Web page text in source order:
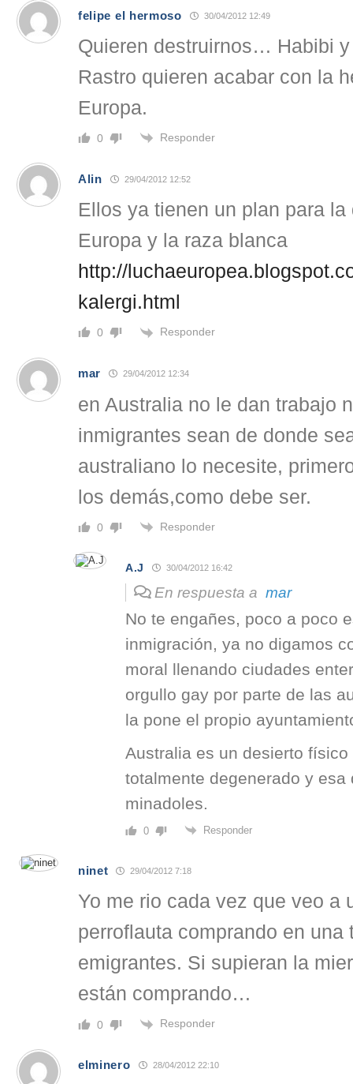
felipe el hermoso 30/04/2012 12:49
Quieren destruirnos… Habibi
Rastro quieren acabar con la
Europa.
0 Responder
Alin 29/04/2012 12:52
Ellos ya tienen un plan para
Europa y la raza blanca
http://
kalergi.html
0 Responder
mar 29/04/2012 12:34
en Australia no le dan trabajo
inmigrantes sean de donde
australiano lo necesite,
los demás,como debe ser.
0 Responder
A.J 30/04/2012 16:42
En respuesta a mar
No te engañes, poco a poco
inmigración, ya no digamos
moral llenando ciudades
orgullo gay por parte de las
la pone el propio
Australia es un desierto
totalmente degenerado y
minadoles.
0 Responder
ninet 29/04/2012 7:18
Yo me rio cada vez que veo a
perroflauta comprando en una
emigrantes. Si supieran la
están comprando…
0 Responder
elminero 28/04/2012 22:10